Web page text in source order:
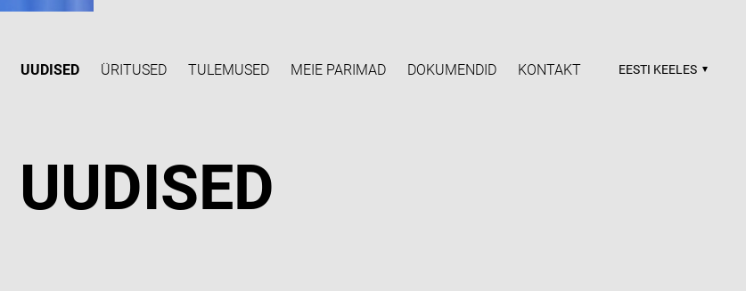
UUDISED ÜRITUSED TULEMUSED MEIE PARIMAD DOKUMENDID KONTAKT EESTI KEELES
UUDISED